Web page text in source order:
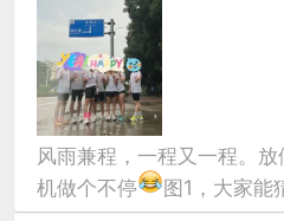
风雨兼程，一程又一程。
机做个不停
图1，大家能